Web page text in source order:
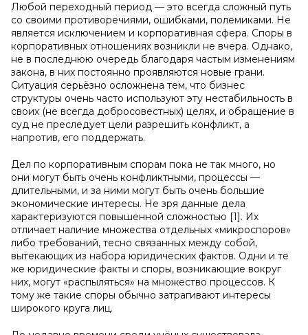
Любой переходный период — это всегда сложный путь
со своими противоречиями, ошибками, полемиками. Не
является исключением и корпоративная сфера. Споры в
корпоративных отношениях возникли не вчера. Однако,
не в последнюю очередь благодаря частым изменениям
закона, в них постоянно проявляются новые грани.
Ситуация серьёзно осложнена тем, что бизнес
структуры очень часто используют эту нестабильность в
своих (не всегда добросовестных) целях, и обращение в
суд не преследует цели разрешить конфликт, а
напротив, его поддержать.
Дел по корпоративным спорам пока не так много, но
они могут быть очень конфликтными, процессы —
длительными, и за ними могут быть очень большие
экономические интересы. Не зря данные дела
характеризуются повышенной сложностью [1]. Их
отличает наличие множества отдельных «микроспоров»
либо требований, тесно связанных между собой,
вытекающих из набора юридических фактов. Одни и те
же юридические факты и споры, возникающие вокруг
них, могут «распыляться» на множество процессов. К
тому же такие споры обычно затрагивают интересы
широкого круга лиц.